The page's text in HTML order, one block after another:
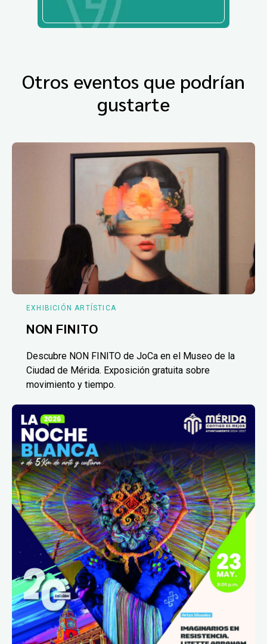
Otros eventos que podrían
gustarte
EXHIBICIÓN ARTÍSTICA
NON FINITO
Descubre NON FINITO de JoCa en el Museo de la
Ciudad de Mérida. Exposición gratuita sobre
movimiento y tiempo.